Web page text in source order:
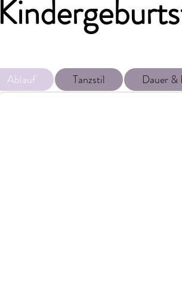
Ablauf Tanzstil Dauer &